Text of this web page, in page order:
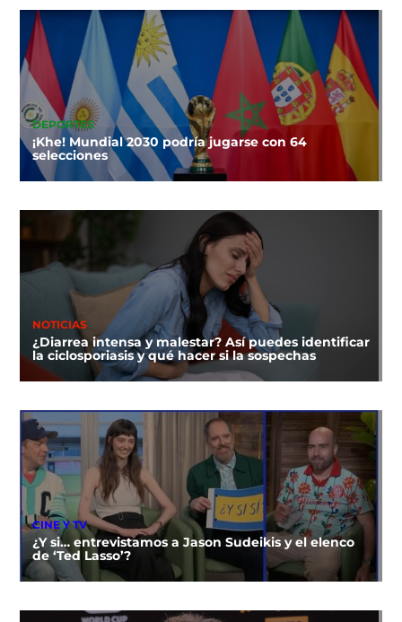
DEPORTES
¡Khe! Mundial 2030 podría jugarse con 64
selecciones
NOTICIAS
¿Diarrea intensa y malestar? Así puedes identificar
la ciclosporiasis y qué hacer si la sospechas
CINE Y TV
¿Y si… entrevistamos a Jason Sudeikis y el elenco
de ‘Ted Lasso’?